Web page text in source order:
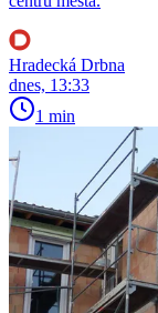
Hradecká Drbna
dnes, 13:33
1 min